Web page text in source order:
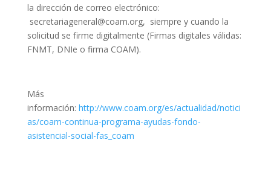
la dirección de correo electrónico:
secretariageneral@coam.org, siempre y cuando la
solicitud se firme digitalmente (Firmas digitales válidas:
FNMT, DNIe o firma COAM).
Más
información: http://www.coam.org/es/actualidad/notici
as/coam-continua-programa-ayudas-fondo-
asistencial-social-fas_coam